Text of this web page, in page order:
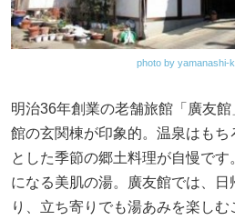
photo by yamanashi-
明治36年創業の老舗旅館「廣友
館の玄関棟が印象的。温泉はも
とした季節の郷土料理が自慢で
になる美肌の湯。廣友館では、
り、立ち寄りでも湯あみを楽しむ